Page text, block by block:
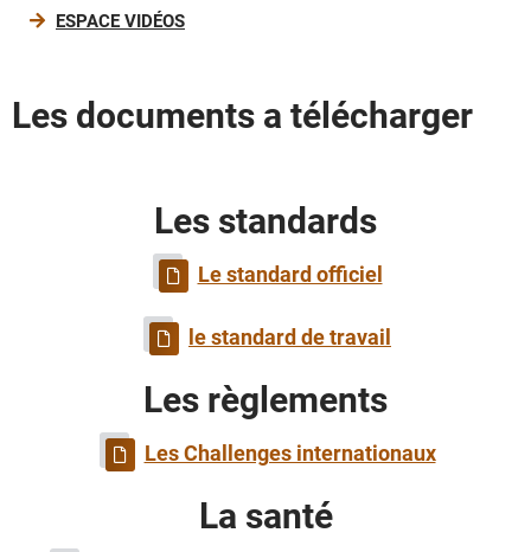
ESPACE VIDÉOS
Les documents a télécharger
Les standards
Le standard officiel
le standard de travail
Les règlements
Les Challenges internationaux
La santé